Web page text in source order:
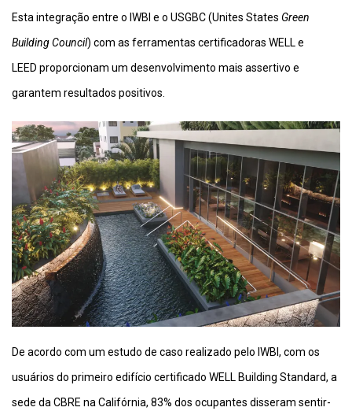
Esta integração entre o IWBI e o USGBC (Unites States Green
Building Council) com as ferramentas certificadoras WELL e
LEED proporcionam um desenvolvimento mais assertivo e
garantem resultados positivos.
De acordo com um estudo de caso realizado pelo IWBI, com os
usuários do primeiro edifício certificado WELL Building Standard, a
sede da CBRE na Califórnia, 83% dos ocupantes disseram sentir-